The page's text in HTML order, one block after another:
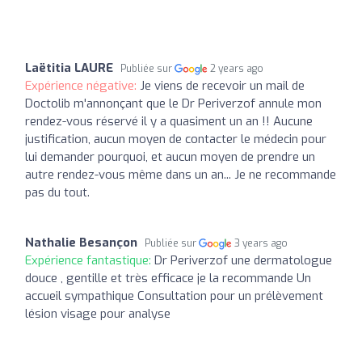
Laëtitia LAURE Publiée sur 2 years ago
Expérience négative: Je viens de recevoir un mail de
Doctolib m'annonçant que le Dr Periverzof annule mon
rendez-vous réservé il y a quasiment un an !! Aucune
justification, aucun moyen de contacter le médecin pour
lui demander pourquoi, et aucun moyen de prendre un
autre rendez-vous même dans un an... Je ne recommande
pas du tout.
Nathalie Besançon Publiée sur 3 years ago
Expérience fantastique: Dr Periverzof une dermatologue
douce , gentille et très efficace je la recommande Un
accueil sympathique Consultation pour un prélèvement
lésion visage pour analyse